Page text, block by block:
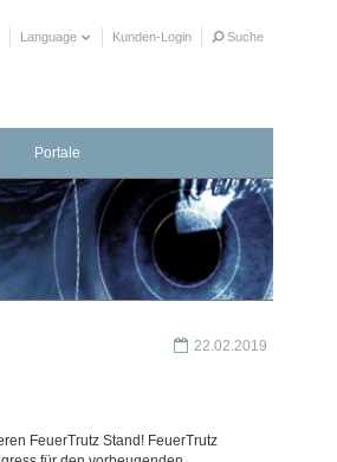
Language Kunden-Login Suche
in Ihrer Nähe
Distributionspartner
Portale
22.02.2019
FeuerTrutz Stand! FeuerTrutz